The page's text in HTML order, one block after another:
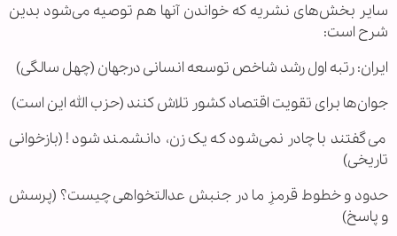
سایر بخش‌های نشریه که خواندن آنها هم توصیه می‌شود بدین
شرح است:
ایران: رتبه اول رشد شاخص توسعه انسانی درجهان (چهل سالگی)
جوان‌ها برای تقویت اقتصاد کشور تلاش کنند (حزب الله این است)
می‌گفتند با چادر نمی‌شود که یک زن، دانشمند شود ! (بازخوانی
تاریخی)
حدود و خطوط قرمزِ ما در جنبش عدالتخواهی چیست؟ (پرسش
و پاسخ)